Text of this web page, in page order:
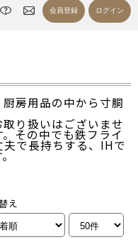
会員登録 ログイン
房用品の中から寸胴
り扱いはございませ
その中でも鉄フライ
で長持ちする、IHで
え